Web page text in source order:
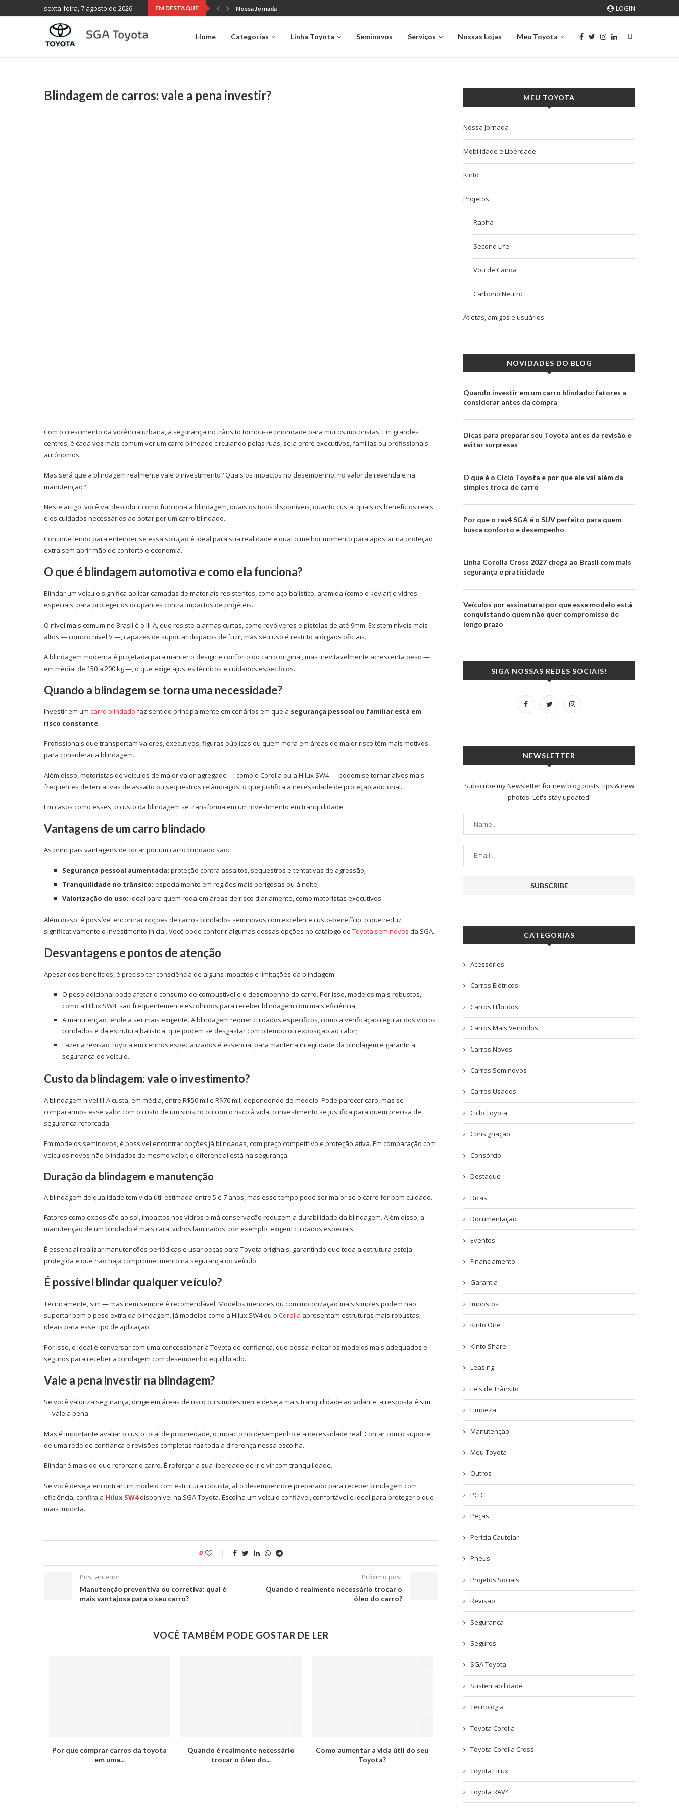
sexta-feira, 7 agosto de 2026 EM DESTAQUE Nossa Jornada LOGIN
Home Categorias Linha Toyota Seminovos Serviços Nossas Lojas Meu Toyota
Blindagem de carros: vale a pena investir?
Com o crescimento da violência urbana, a segurança no trânsito tornou-se prioridade para muitos motoristas. Em grandes
centros, é cada vez mais comum ver um carro blindado circulando pelas ruas, seja entre executivos, famílias ou profissionais
autônomos.
Mas será que a blindagem realmente vale o investimento? Quais os impactos no desempenho, no valor de revenda e na
manutenção?
Neste artigo, você vai descobrir como funciona a blindagem, quais os tipos disponíveis, quanto custa, quais os benefícios reais
e os cuidados necessários ao optar por um carro blindado.
Continue lendo para entender se essa solução é ideal para sua realidade e qual o melhor momento para apostar na proteção
extra sem abrir mão de conforto e economia.
O que é blindagem automotiva e como ela funciona?
Blindar um veículo significa aplicar camadas de materiais resistentes, como aço balístico, aramida (como o kevlar) e vidros
especiais, para proteger os ocupantes contra impactos de projéteis.
O nível mais comum no Brasil é o III-A, que resiste a armas curtas, como revólveres e pistolas de até 9mm. Existem níveis mais
altos — como o nível V —, capazes de suportar disparos de fuzil, mas seu uso é restrito a órgãos oficiais.
A blindagem moderna é projetada para manter o design e conforto do carro original, mas inevitavelmente acrescenta peso —
em média, de 150 a 200 kg —, o que exige ajustes técnicos e cuidados específicos.
Quando a blindagem se torna uma necessidade?
Investir em um carro blindado faz sentido principalmente em cenários em que a segurança pessoal ou familiar está em
risco constante.
Profissionais que transportam valores, executivos, figuras públicas ou quem mora em áreas de maior risco têm mais motivos
para considerar a blindagem.
Além disso, motoristas de veículos de maior valor agregado — como o Corolla ou a Hilux SW4 — podem se tornar alvos mais
frequentes de tentativas de assalto ou sequestros relâmpagos, o que justifica a necessidade de proteção adicional.
Em casos como esses, o custo da blindagem se transforma em um investimento em tranquilidade.
Vantagens de um carro blindado
As principais vantagens de optar por um carro blindado são:
Segurança pessoal aumentada: proteção contra assaltos, sequestros e tentativas de agressão;
Tranquilidade no trânsito: especialmente em regiões mais perigosas ou à noite;
Valorização do uso: ideal para quem roda em áreas de risco diariamente, como motoristas executivos.
Além disso, é possível encontrar opções de carros blindados seminovos com excelente custo-benefício, o que reduz
significativamente o investimento inicial. Você pode conferir algumas dessas opções no catálogo de Toyota seminovos da SGA.
Desvantagens e pontos de atenção
Apesar dos benefícios, é preciso ter consciência de alguns impactos e limitações da blindagem:
O peso adicional pode afetar o consumo de combustível e o desempenho do carro. Por isso, modelos mais robustos,
como a Hilux SW4, são frequentemente escolhidos para receber blindagem com mais eficiência;
A manutenção tende a ser mais exigente. A blindagem requer cuidados específicos, como a verificação regular dos vidros
blindados e da estrutura balística, que podem se desgastar com o tempo ou exposição ao calor;
Fazer a revisão Toyota em centros especializados é essencial para manter a integridade da blindagem e garantir a
segurança do veículo.
Custo da blindagem: vale o investimento?
A blindagem nível III-A custa, em média, entre R$50 mil e R$70 mil, dependendo do modelo. Pode parecer caro, mas se
compararmos esse valor com o custo de um sinistro ou com o risco à vida, o investimento se justifica para quem precisa de
segurança reforçada.
Em modelos seminovos, é possível encontrar opções já blindadas, com preço competitivo e proteção ativa. Em comparação com
veículos novos não blindados de mesmo valor, o diferencial está na segurança.
Duração da blindagem e manutenção
A blindagem de qualidade tem vida útil estimada entre 5 e 7 anos, mas esse tempo pode ser maior se o carro for bem cuidado.
Fatores como exposição ao sol, impactos nos vidros e má conservação reduzem a durabilidade da blindagem. Além disso, a
manutenção de um blindado é mais cara: vidros laminados, por exemplo, exigem cuidados especiais.
É essencial realizar manutenções periódicas e usar peças para Toyota originais, garantindo que toda a estrutura esteja
protegida e que não haja comprometimento na segurança do veículo.
É possível blindar qualquer veículo?
Tecnicamente, sim — mas nem sempre é recomendável. Modelos menores ou com motorização mais simples podem não
suportar bem o peso extra da blindagem. Já modelos como a Hilux SW4 ou o Corolla apresentam estruturas mais robustas,
ideais para esse tipo de aplicação.
Por isso, o ideal é conversar com uma concessionária Toyota de confiança, que possa indicar os modelos mais adequados e
seguros para receber a blindagem com desempenho equilibrado.
Vale a pena investir na blindagem?
Se você valoriza segurança, dirige em áreas de risco ou simplesmente deseja mais tranquilidade ao volante, a resposta é sim
— vale a pena.
Mas é importante avaliar o custo total de propriedade, o impacto no desempenho e a necessidade real. Contar com o suporte
de uma rede de confiança e revisões completas faz toda a diferença nessa escolha.
Blindar é mais do que reforçar o carro. É reforçar a sua liberdade de ir e vir com tranquilidade.
Se você deseja encontrar um modelo com estrutura robusta, alto desempenho e preparado para receber blindagem com
eficiência, confira a Hilux SW4disponível na SGA Toyota. Escolha um veículo confiável, confortável e ideal para proteger o que
mais importa.
0
Post anterior
Manutenção preventiva ou corretiva: qual é
mais vantajosa para o seu carro?
Próximo post
Quando é realmente necessário trocar o
óleo do carro?
VOCÊ TAMBÉM PODE GOSTAR DE LER
Por que comprar carros da toyota
em uma...
Quando é realmente necessário
trocar o óleo do...
Como aumentar a vida útil do seu
Toyota?
MEU TOYOTA
Nossa Jornada
Mobilidade e Liberdade
Kinto
Projetos
Rapha
Second Life
Vou de Canoa
Carbono Neutro
Atletas, amigos e usuários
NOVIDADES DO BLOG
Quando investir em um carro blindado: fatores a
considerar antes da compra
Dicas para preparar seu Toyota antes da revisão e
evitar surpresas
O que é o Ciclo Toyota e por que ele vai além da
simples troca de carro
Por que o rav4 SGA é o SUV perfeito para quem
busca conforto e desempenho
Linha Corolla Cross 2027 chega ao Brasil com mais
segurança e praticidade
Veículos por assinatura: por que esse modelo está
conquistando quem não quer compromisso de
longo prazo
SIGA NOSSAS REDES SOCIAIS!
NEWSLETTER
Subscribe my Newsletter for new blog posts, tips & new
photos. Let's stay updated!
CATEGORIAS
Acessórios
Carros Elétricos
Carros Híbridos
Carros Mais Vendidos
Carros Novos
Carros Seminovos
Carros Usados
Ciclo Toyota
Consignação
Consórcio
Destaque
Dicas
Documentação
Eventos
Financiamento
Garantia
Impostos
Kinto One
Kinto Share
Leasing
Leis de Trânsito
Limpeza
Manutenção
Meu Toyota
Outros
PCD
Peças
Perícia Cautelar
Pneus
Projetos Sociais
Revisão
Segurança
Seguros
SGA Toyota
Sustentabilidade
Tecnologia
Toyota Corolla
Toyota Corolla Cross
Toyota Hilux
Toyota RAV4